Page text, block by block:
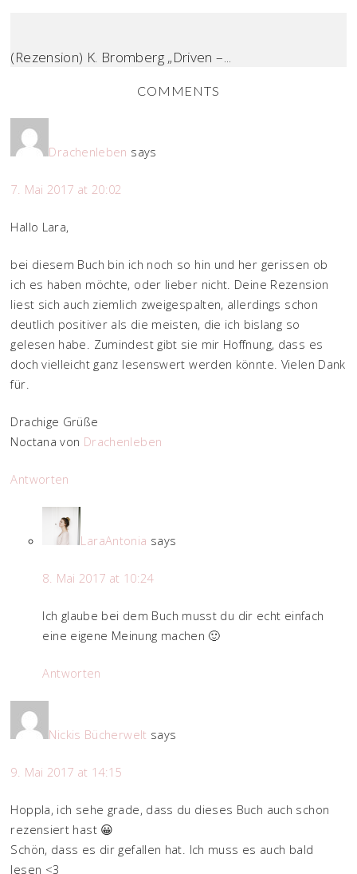
(Rezension) K. Bromberg „Driven –...
COMMENTS
Drachenleben says
7. Mai 2017 at 20:02
Hallo Lara,
bei diesem Buch bin ich noch so hin und her gerissen ob
ich es haben möchte, oder lieber nicht. Deine Rezension
liest sich auch ziemlich zweigespalten, allerdings schon
deutlich positiver als die meisten, die ich bislang so
gelesen habe. Zumindest gibt sie mir Hoffnung, dass es
doch vielleicht ganz lesenswert werden könnte. Vielen Dank
für.
Drachige Grüße
Noctana von Drachenleben
Antworten
LaraAntonia says
8. Mai 2017 at 10:24
Ich glaube bei dem Buch musst du dir echt einfach
eine eigene Meinung machen 🙂
Antworten
Nickis Bücherwelt says
9. Mai 2017 at 14:15
Hoppla, ich sehe grade, dass du dieses Buch auch schon
rezensiert hast 😀
Schön, dass es dir gefallen hat. Ich muss es auch bald
lesen <3